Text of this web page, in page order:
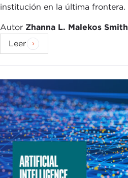
institución en la última frontera.
Autor Zhanna L. Malekos Smith
Leer